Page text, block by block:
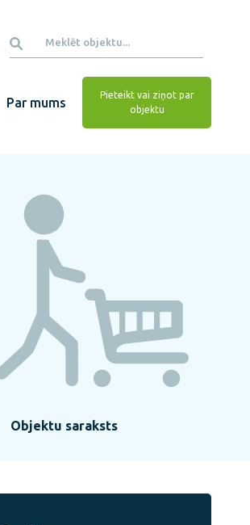
Par mums
Pieteikt vai ziņot par
objektu
Objektu saraksts